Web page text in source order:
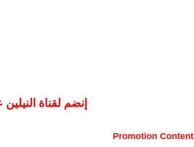
إنضم لقناة
Promotion Content